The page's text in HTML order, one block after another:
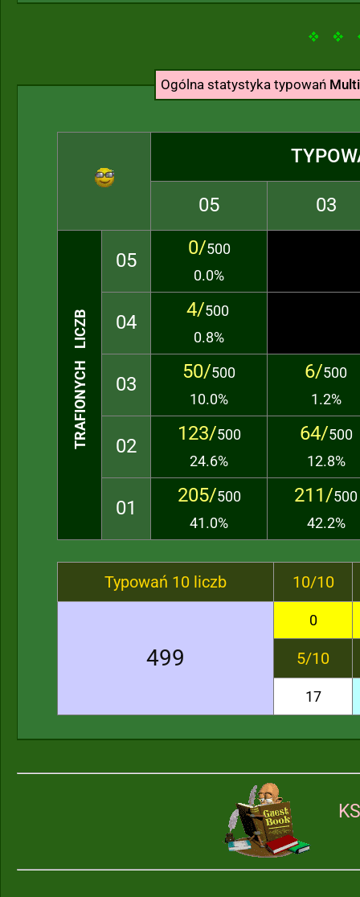
Ogólna statystyka typowań
05 03
TRAFIONYCH LICZB
05
0/500
0.0%
04
4/500
0.8%
03
50/500
10.0%
6/500
1.2%
02
123/500
24.6%
64/500
12.8%
01
205/500
41.0%
211/500
42.2%
Typowań 10 liczb 10/10
499
0
5/10
17